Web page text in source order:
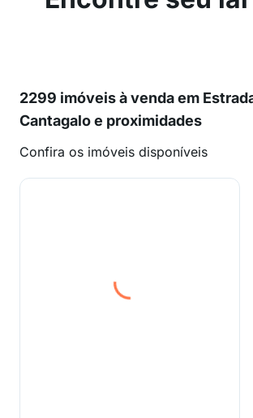
2299 imóveis à venda em
Cantagalo e proximidades
Confira os imóveis disponíveis